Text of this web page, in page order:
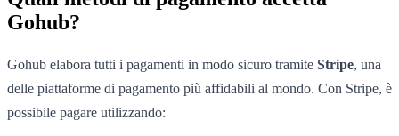
Gohub?
Gohub elabora tutti i pagamenti in modo sicuro tramite Stripe, una
delle piattaforme di pagamento più affidabili al mondo. Con Stripe, è
possibile pagare utilizzando: